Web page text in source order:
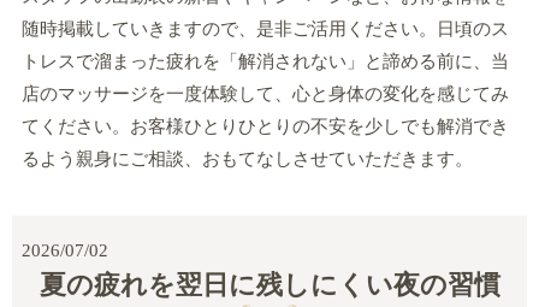
随時掲載していきますので、是非ご活用ください。日頃のス
トレスで溜まった疲れを「解消されない」と諦める前に、当
店のマッサージを一度体験して、心と身体の変化を感じてみ
てください。お客様ひとりひとりの不安を少しでも解消でき
るよう親身にご相談、おもてなしさせていただきます。
2026/07/02
夏の疲れを翌日に残しにくい夜の習慣